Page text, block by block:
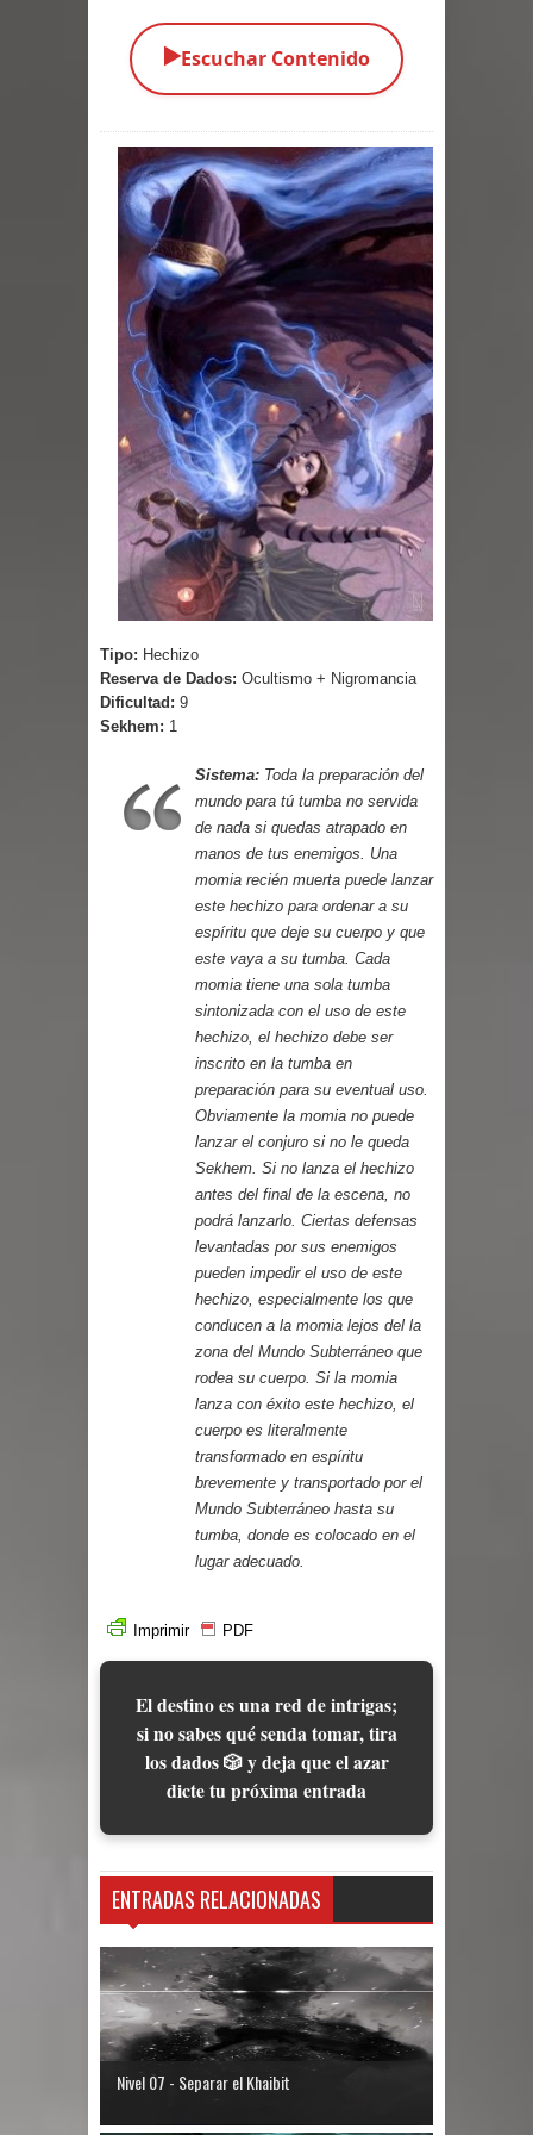
Parte 02: Los Muertos Gobiernan a
los Vivos
Parte 02: El Enemigo de mi Enemigo
Parte 06: Coletazos
Parte 05: Los Horrores del Infierno
Parte 04: Oídos Sordos
Parte 03: La Traición
Parte 02: Vuelve el Hijo Prodigo
Parte 03: Reflexiones
Parte 02: Un Bicho Raro
▶️Escuchar Contenido
Tipo: Hechizo
Reserva de Dados: Ocultismo + Nigromancia
Dificultad: 9
Sekhem: 1
Sistema: Toda la preparación del
mundo para tú tumba no servida
de nada si quedas atrapado en
manos de tus enemigos. Una
momia recién muerta puede lanzar
este hechizo para ordenar a su
espíritu que deje su cuerpo y que
este vaya a su tumba. Cada
momia tiene una sola tumba
sintonizada con el uso de este
hechizo, el hechizo debe ser
inscrito en la tumba en
preparación para su eventual uso.
Obviamente la momia no puede
lanzar el conjuro si no le queda
Sekhem. Si no lanza el hechizo
antes del final de la escena, no
podrá lanzarlo. Ciertas defensas
levantadas por sus enemigos
pueden impedir el uso de este
hechizo, especialmente los que
conducen a la momia lejos del la
zona del Mundo Subterráneo que
rodea su cuerpo. Si la momia
lanza con éxito este hechizo, el
cuerpo es literalmente
transformado en espíritu
brevemente y transportado por el
Mundo Subterráneo hasta su
tumba, donde es colocado en el
lugar adecuado.
Imprimir PDF
El destino es una red de intrigas;
si no sabes qué senda tomar, tira
los dados 🎲 y deja que el azar
dicte tu próxima entrada
ENTRADAS RELACIONADAS
Nivel 07 - Separar el Khaibit